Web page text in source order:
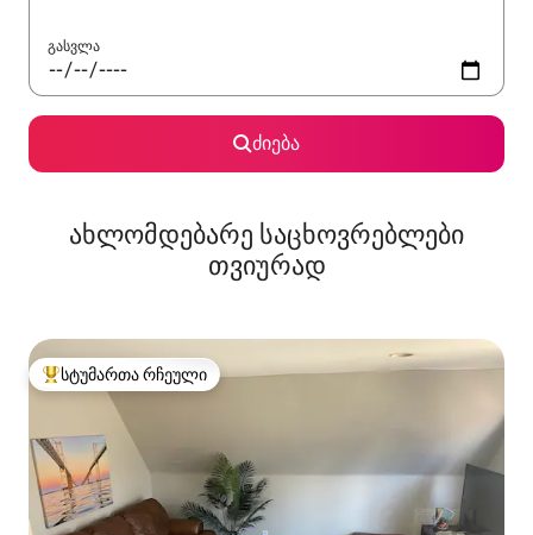
გასვლა
ძიება
ახლომდებარე საცხოვრებლები
თვიურად
სტუმართა რჩეული მოწინავე ვარიანტი
სტუმართა რჩეული